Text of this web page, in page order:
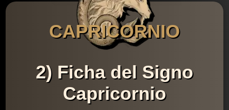
CAPRICORNIO
2) Ficha del Signo
Capricornio